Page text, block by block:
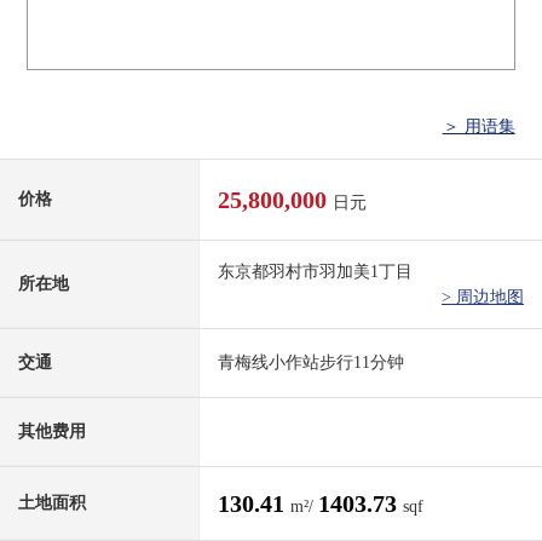
＞ 用语集
价格 25,800,000 日元
所在地
东京都羽村市羽加美1丁目
> 周边地图
交通 青梅线小作站步行11分钟
其他费用
土地面积 130.41 m²/ 1403.73 sqf